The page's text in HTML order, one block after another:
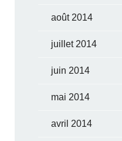
août 2014
juillet 2014
juin 2014
mai 2014
avril 2014